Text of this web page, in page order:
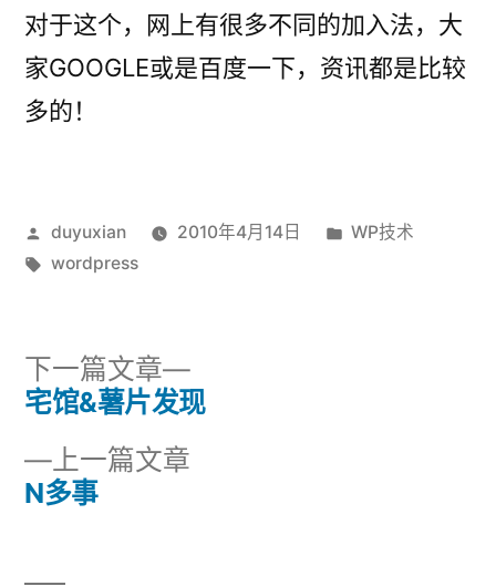
对于这个，网上有很多不同的加入法，大
家GOOGLE或是百度一下，资讯都是比较
多的！
发
布
duyuxian 2010年4月14日
发
WP技术
标
wordpress
文
章
航
上一篇文章
N多事
下一篇文章
下
一
宅馆&薯片发现